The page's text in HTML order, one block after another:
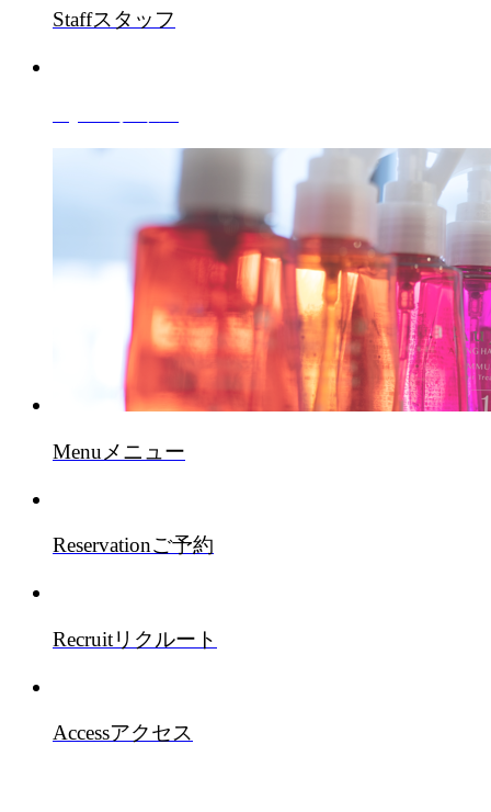
Staffスタッフ
Menu メニュー
Reservationご予約
Recruitリクルート
Accessアクセス